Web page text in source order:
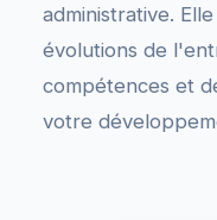
administrative.
évolutions de
compétences et
votre